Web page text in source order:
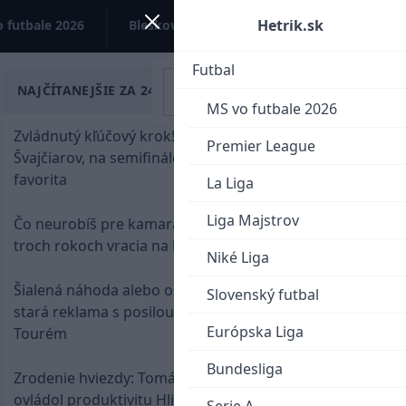
futbale 2026 Bleskovky Kontakt
Hetrik.sk
Futbal
MS vo futbale 2026
Premier League
La Liga
Liga Majstrov
Niké Liga
Slovenský futbal
Európska Liga
Bundesliga
NAJČÍTANEJŠIE ZA 24 HODÍN
Zvládnutý kľúčový krok! Osemnástka zdolala
Švajčiarov, na semifinále potrebuje pomoc
favorita
Čo neurobíš pre kamaráta! Marián Hossa sa po
troch rokoch vracia na ľad
Šialená náhoda alebo osud? Našla sa 11 rokov
stará reklama s posilou Slovana a trénerom
Tourém
Zrodenie hviezdy: Tomáš Selič zničil Švajčiarov a
ovládol produktivitu Hlinka Gretzky Cupu